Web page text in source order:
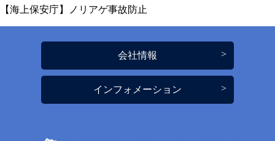
【海上保安庁】ノリアゲ事故防止
会社情報
インフォメーション